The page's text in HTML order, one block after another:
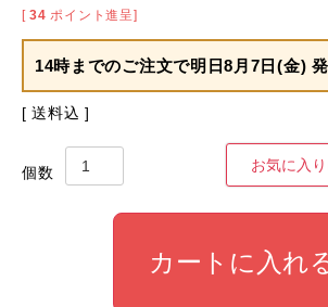
[ 34 ポイント進呈]
14時までのご注文で明日8月7日(金)
送料込
お気に入
カートに入れ